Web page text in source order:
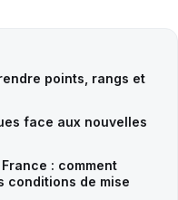
points, rangs et
face aux nouvelles
: comment
conditions de mise